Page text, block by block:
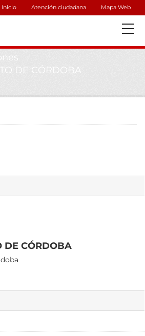
Inicio Atención ciudadana Mapa Web
DE CÓRDOBA
DE CÓRDOBA